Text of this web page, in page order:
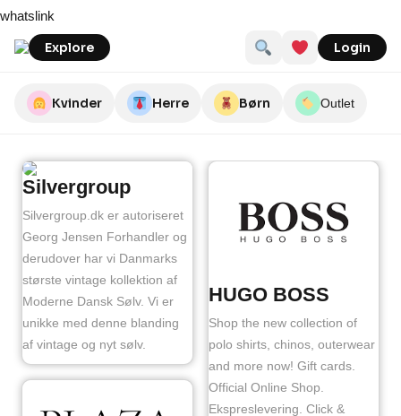
to
content
whatslink
Explore Login
Kvinder Herre Børn Outlet
Silvergroup
Silvergroup.dk er autoriseret
Georg Jensen Forhandler og
derudover har vi Danmarks
største vintage kollektion af
Moderne Dansk Sølv. Vi er
unikke med denne blanding
af vintage og nyt sølv.
HUGO BOSS
Shop the new collection of
polo shirts, chinos, outerwear
and more now! Gift cards.
Official Online Shop.
Ekspreslevering. Click &